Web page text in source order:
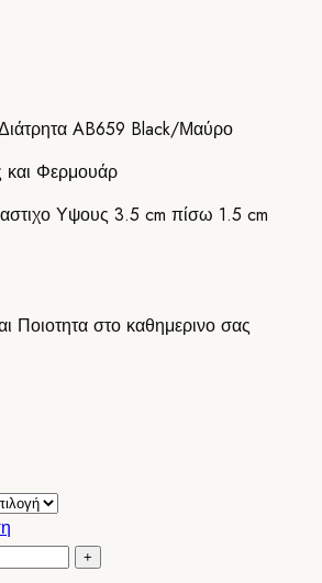
AB659 Black/Μαύρο
και Φερμουάρ
Υψους 3.5 cm πίσω 1.5 cm
Ποιοτητα στο καθημερινο σας